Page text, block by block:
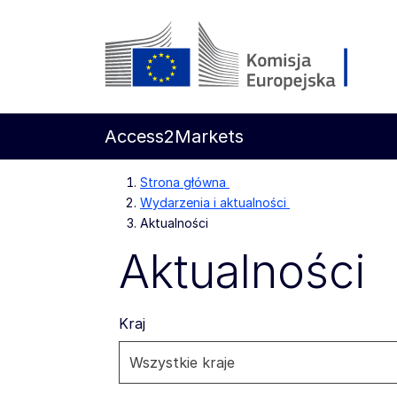
Przejdź do głównej treści
Access2Markets
Strona główna
Wydarzenia i aktualności
Aktualności
Aktualności
Kraj